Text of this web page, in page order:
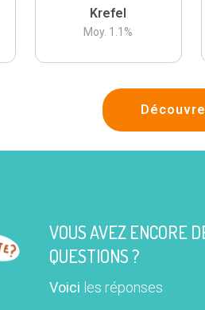
Krefel
Moy. 1.1 %
VOUS AVEZ ENCORE
QUESTIONS ?
Voici les réponses